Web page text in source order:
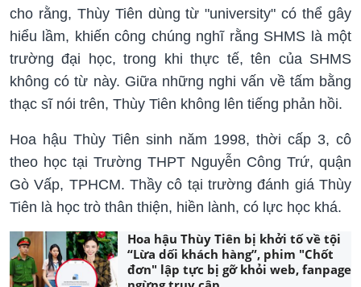
cho rằng, Thùy Tiên dùng từ "university" có thể gây
hiểu lầm, khiến công chúng nghĩ rằng SHMS là một
trường đại học, trong khi thực tế, tên của SHMS
không có từ này. Giữa những nghi vấn về tấm bằng
thạc sĩ nói trên, Thùy Tiên không lên tiếng phản hồi.
Hoa hậu Thùy Tiên sinh năm 1998, thời cấp 3, cô
theo học tại Trường THPT Nguyễn Công Trứ, quận
Gò Vấp, TPHCM. Thầy cô tại trường đánh giá Thùy
Tiên là học trò thân thiện, hiền lành, có lực học khá.
Hoa hậu Thùy Tiên bị khởi tố về tội
“Lừa dối khách hàng”, phim "Chốt
đơn" lập tực bị gỡ khỏi web, fanpage